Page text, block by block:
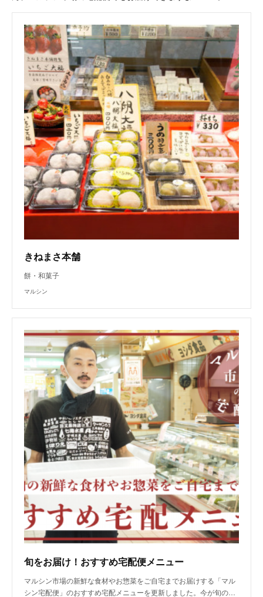
きねまさ本舗
餅・和菓子
マルシン
旬をお届け！おすすめ宅配便メニュー
マルシン市場の新鮮な食材やお惣菜をご自宅までお届けする「マル
シン宅配便」のおすすめ宅配メニューを更新しました。今が旬の…